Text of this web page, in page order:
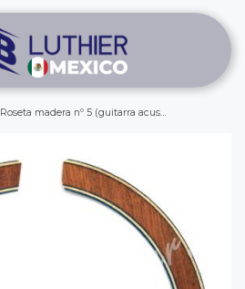
Roseta madera nº 5 (guitarra acustica)